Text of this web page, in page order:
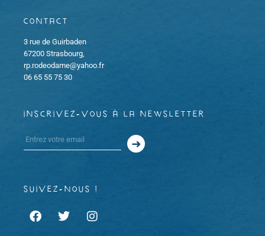
Contact
3 rue de Guirbaden
67200 Strasbourg,
rp.rodeodame@yahoo.fr
06 65 55 75 30
inscrivez-vous à la newsletter
suivez-nous !